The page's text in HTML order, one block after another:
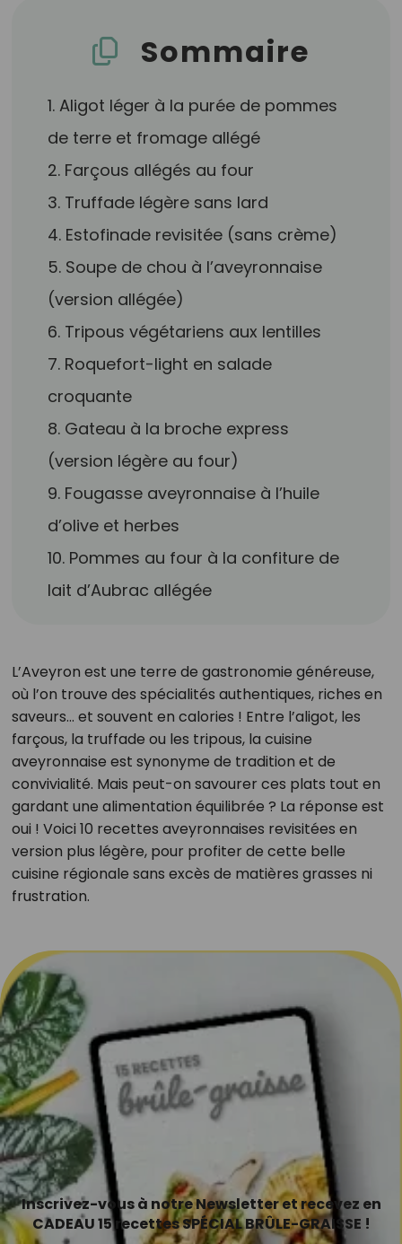
Sommaire
1. Aligot léger à la purée de pommes
de terre et fromage allégé
2. Farçous allégés au four
3. Truffade légère sans lard
4. Estofinade revisitée (sans crème)
5. Soupe de chou à l’aveyronnaise
(version allégée)
6. Tripous végétariens aux lentilles
7. Roquefort-light en salade
croquante
8. Gateau à la broche express
(version légère au four)
9. Fougasse aveyronnaise à l’huile
d’olive et herbes
10. Pommes au four à la confiture de
lait d’Aubrac allégée
L’Aveyron est une terre de gastronomie généreuse,
où l’on trouve des spécialités authentiques, riches en
saveurs... et souvent en calories ! Entre l’aligot, les
farçous, la truffade ou les tripous, la cuisine
aveyronnaise est synonyme de tradition et de
convivialité. Mais peut-on savourer ces plats tout en
gardant une alimentation équilibrée ? La réponse est
oui ! Voici 10 recettes aveyronnaises revisitées en
version plus légère, pour profiter de cette belle
cuisine régionale sans excès de matières grasses ni
frustration.
Inscrivez-vous à notre Newsletter et recevez en
CADEAU 15 recettes SPÉCIAL BRÛLE-GRAISSE !